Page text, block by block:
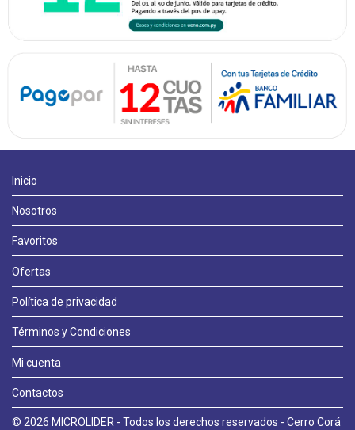
Inicio
Nosotros
Favoritos
Ofertas
Política de privacidad
Términos y Condiciones
Mi cuenta
Contactos
© 2026 MICROLIDER - Todos los derechos reservados - Cerro Corá